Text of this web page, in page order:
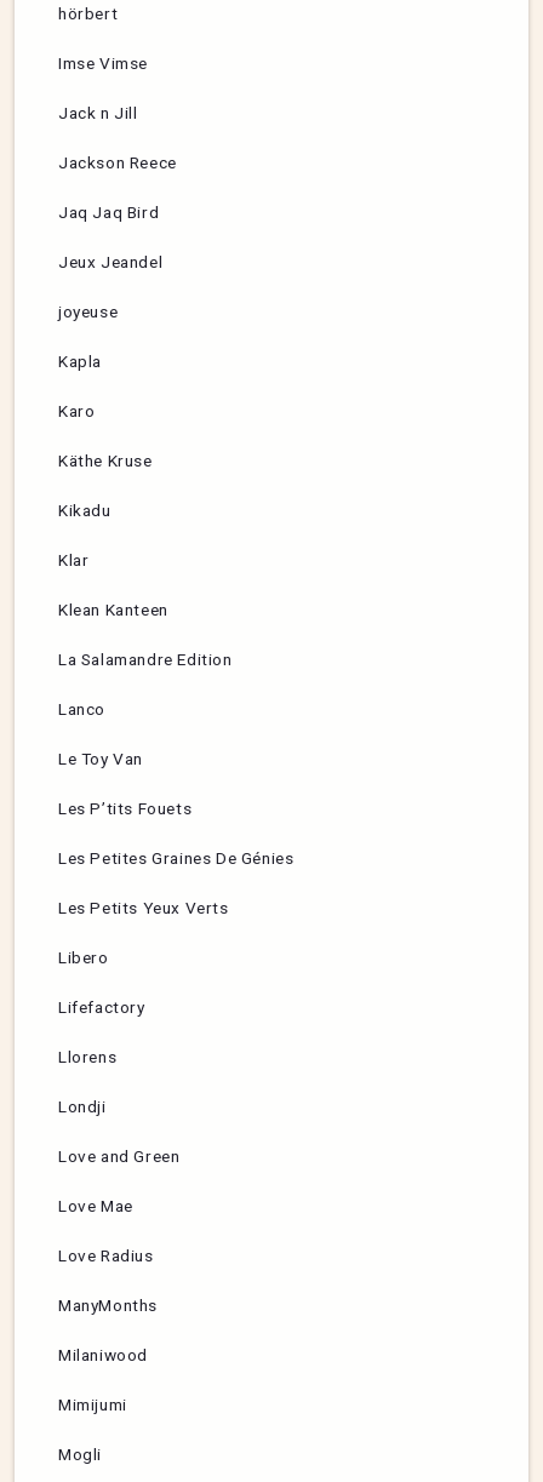
hörbert
Imse Vimse
Jack n Jill
Jackson Reece
Jaq Jaq Bird
Jeux Jeandel
joyeuse
Kapla
Karo
Käthe Kruse
Kikadu
Klar
Klean Kanteen
La Salamandre Edition
Lanco
Le Toy Van
Les P’tits Fouets
Les Petites Graines De Génies
Les Petits Yeux Verts
Libero
Lifefactory
Llorens
Londji
Love and Green
Love Mae
Love Radius
ManyMonths
Milaniwood
Mimijumi
Mogli